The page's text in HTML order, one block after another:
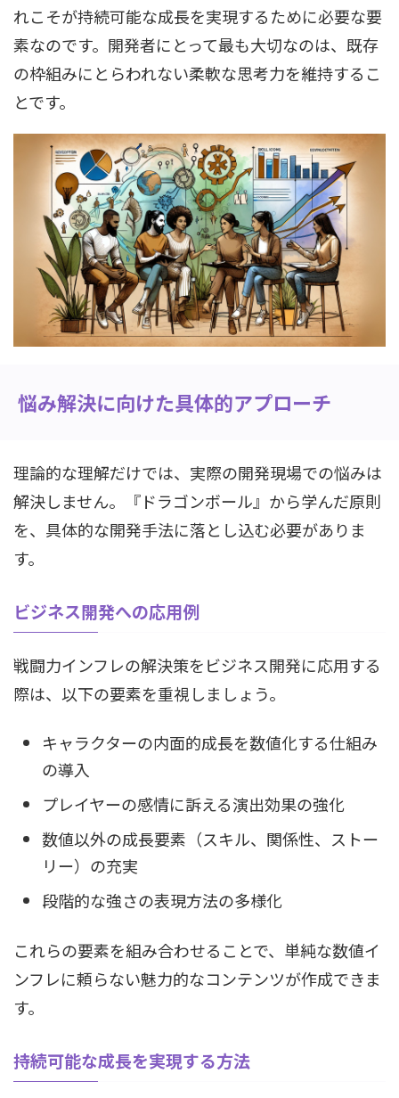
れこそが持続可能な成長を実現するために必要な要
素なのです。開発者にとって最も大切なのは、既存
の枠組みにとらわれない柔軟な思考力を維持するこ
とです。
悩み解決に向けた具体的アプローチ
理論的な理解だけでは、実際の開発現場での悩みは
解決しません。『ドラゴンボール』から学んだ原則
を、具体的な開発手法に落とし込む必要がありま
す。
ビジネス開発への応用例
戦闘力インフレの解決策をビジネス開発に応用する
際は、以下の要素を重視しましょう。
キャラクターの内面的成長を数値化する仕組み
の導入
プレイヤーの感情に訴える演出効果の強化
数値以外の成長要素（スキル、関係性、ストー
リー）の充実
段階的な強さの表現方法の多様化
これらの要素を組み合わせることで、単純な数値イ
ンフレに頼らない魅力的なコンテンツが作成できま
す。
持続可能な成長を実現する方法